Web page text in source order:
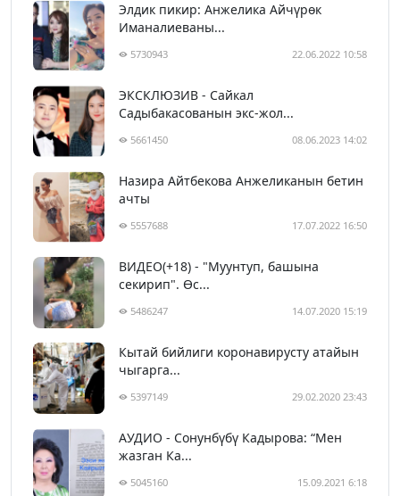
Элдик пикир: Анжелика Айчүрөк
Иманалиеваны...
5730943 22.06.2022 10:58
ЭКСКЛЮЗИВ - Сайкал
Садыбакасованын экс-жол...
5661450 08.06.2023 14:02
Назира Айтбекова Анжеликанын бетин
ачты
5557688 17.07.2022 16:50
ВИДЕО(+18) - "Муунтуп, башына
секирип". Өс...
5486247 14.07.2020 15:19
Кытай бийлиги коронавирусту атайын
чыгарга...
5397149 29.02.2020 23:43
АУДИО - Сонунбүбү Кадырова: “Мен
жазган Ка...
5045160 15.09.2021 6:18